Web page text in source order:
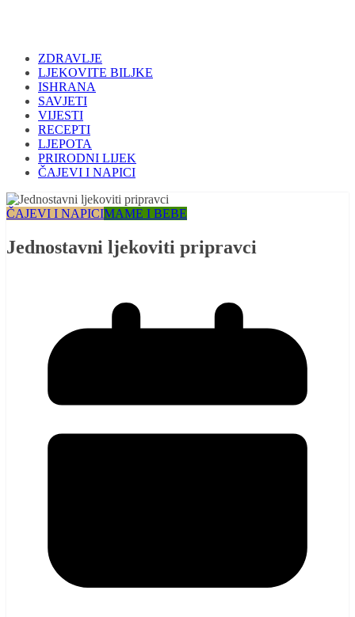
ZDRAVLJE
LJEKOVITE BILJKE
ISHRANA
SAVJETI
VIJESTI
RECEPTI
LJEPOTA
PRIRODNI LIJEK
ČAJEVI I NAPICI
ČAJEVI I NAPICIMAME I BEBE
Jednostavni ljekoviti pripravci